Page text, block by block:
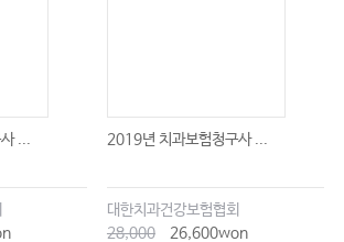
... 2019년 치과보험청구사 ...
대한치과건강보험협회
28,000
26,600won